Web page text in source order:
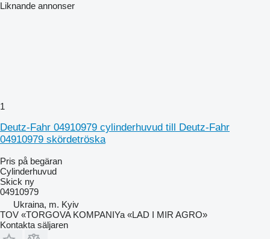
Liknande annonser
1
Deutz-Fahr 04910979 cylinderhuvud till Deutz-Fahr
04910979 skördetröska
Pris på begäran
Cylinderhuvud
Skick ny
04910979
Ukraina, m. Kyiv
TOV «TORGOVA KOMPANIYa «LAD I MIR AGRO»
Kontakta säljaren